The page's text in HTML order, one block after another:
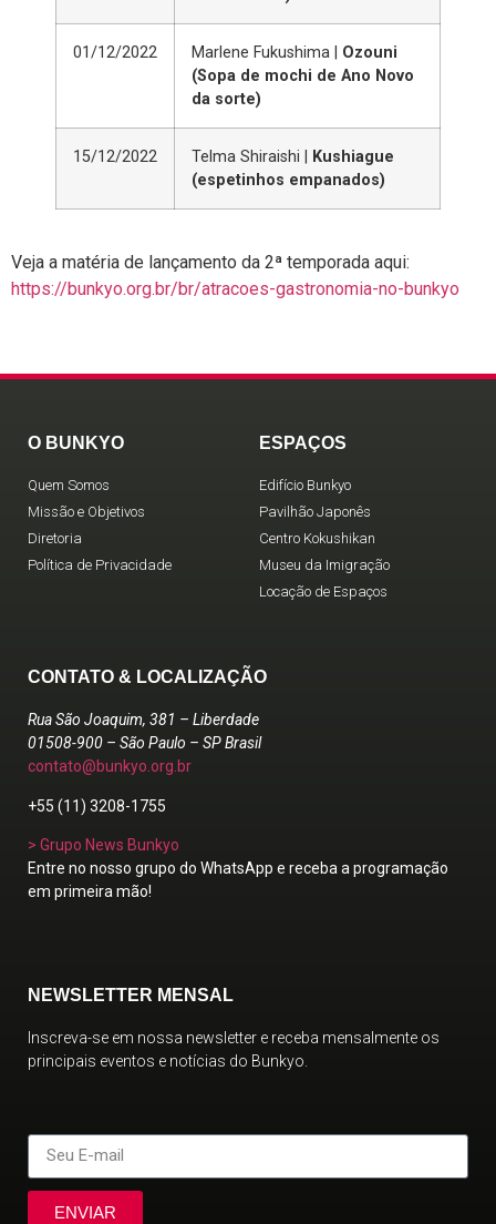
01/12/2022 Marlene Fukushima | Ozouni
(Sopa de mochi de Ano Novo
da sorte)
15/12/2022 Telma Shiraishi |
Kushiague
(espetinhos empanados)
Veja a matéria de lançamento da 2ª temporada aqui:
https://bunkyo.org.br/br/atracoes-gastronomia-no-bunkyo
O BUNKYO
Quem Somos
Missão e Objetivos
Diretoria
Política de Privacidade
ESPAÇOS
Edifício Bunkyo
Pavilhão Japonês
Centro Kokushikan
Museu da Imigração
Locação de Espaços
CONTATO & LOCALIZAÇÃO
Rua São Joaquim, 381 – Liberdade
01508-900 – São Paulo – SP Brasil
contato@bunkyo.org.br
+55 (11) 3208-1755
> Grupo News Bunkyo
Entre no nosso grupo do WhatsApp e receba a programação
em primeira mão!
NEWSLETTER MENSAL
Inscreva-se em nossa newsletter e receba mensalmente os
principais eventos e notícias do Bunkyo.
ENVIAR